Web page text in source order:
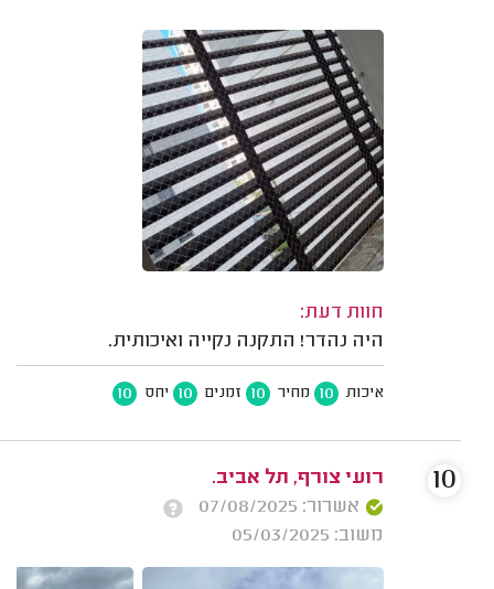
חוות דעת:
היה נהדר! התקנה נקייה ואיכותית.
איכות 10 מחיר 10 זמנים 10 יחס 10
רועי צורף, תל אביב.
אשרור: 07/08/2025
משוב: 05/03/2025
10